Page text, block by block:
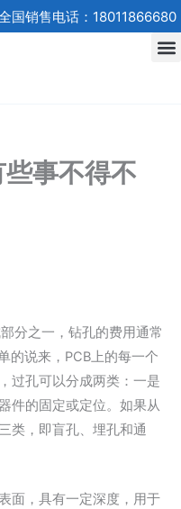
国销售电话：18011866680
事不得不
分之一，钻孔的费用通常
的说来，PCB上的每一个
过孔可以分成两类：一是
件的固定或定位。如果从
类，即盲孔、埋孔和通
面，具有一定深度，用于